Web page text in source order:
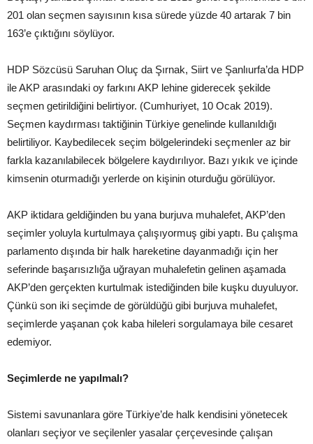
201 olan seçmen sayısının kısa sürede yüzde 40 artarak 7 bin
163’e çıktığını söylüyor.
HDP Sözcüsü Saruhan Oluç da Şırnak, Siirt ve Şanlıurfa’da HDP
ile AKP arasındaki oy farkını AKP lehine giderecek şekilde
seçmen getirildiğini belirtiyor. (Cumhuriyet, 10 Ocak 2019).
Seçmen kaydırması taktiğinin Türkiye genelinde kullanıldığı
belirtiliyor. Kaybedilecek seçim bölgelerindeki seçmenler az bir
farkla kazanılabilecek bölgelere kaydırılıyor. Bazı yıkık ve içinde
kimsenin oturmadığı yerlerde on kişinin oturduğu görülüyor.
AKP iktidara geldiğinden bu yana burjuva muhalefet, AKP’den
seçimler yoluyla kurtulmaya çalışıyormuş gibi yaptı. Bu çalışma
parlamento dışında bir halk hareketine dayanmadığı için her
seferinde başarısızlığa uğrayan muhalefetin gelinen aşamada
AKP’den gerçekten kurtulmak istediğinden bile kuşku duyuluyor.
Çünkü son iki seçimde de görüldüğü gibi burjuva muhalefet,
seçimlerde yaşanan çok kaba hileleri sorgulamaya bile cesaret
edemiyor.
Seçimlerde ne yapılmalı?
Sistemi savunanlara göre Türkiye’de halk kendisini yönetecek
olanları seçiyor ve seçilenler yasalar çerçevesinde çalışan